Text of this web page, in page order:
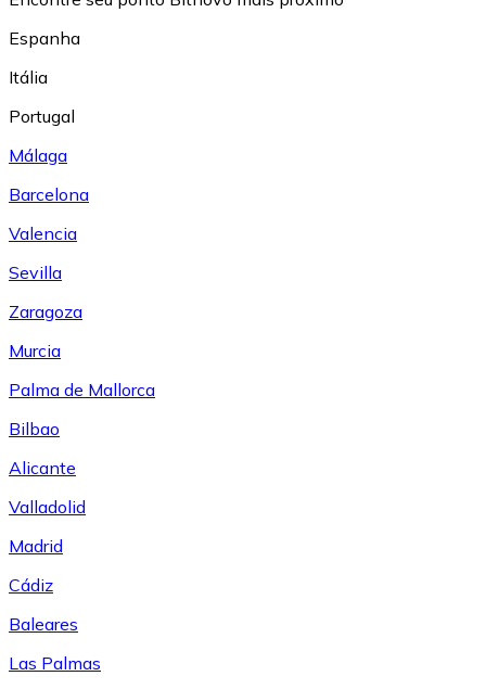
Espanha
Itália
Portugal
Málaga
Barcelona
Valencia
Sevilla
Zaragoza
Murcia
Palma de Mallorca
Bilbao
Alicante
Valladolid
Madrid
Cádiz
Baleares
Las Palmas